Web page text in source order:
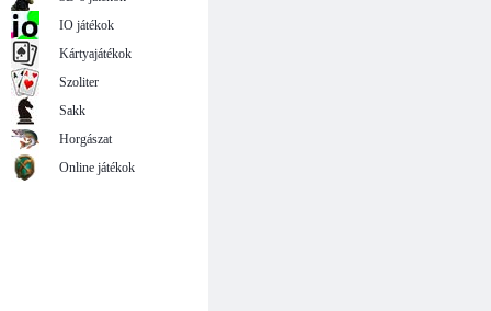
IO játékok
Kártyajátékok
Szoliter
Sakk
Horgászat
Online játékok